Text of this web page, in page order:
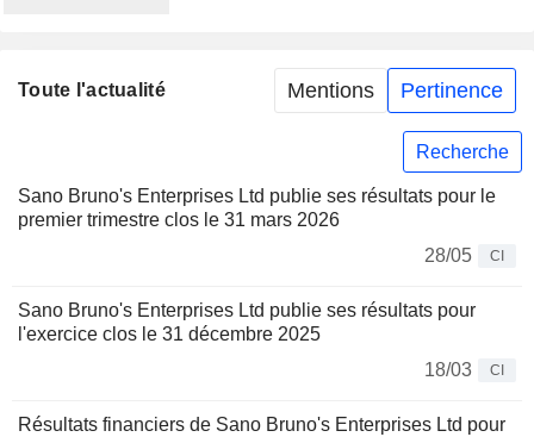
Toute l'actualité Mentions Pertinence
Recherche
Sano Bruno's Enterprises Ltd publie ses résultats pour le
premier trimestre clos le 31 mars 2026
28/05
CI
Sano Bruno's Enterprises Ltd publie ses résultats pour
l'exercice clos le 31 décembre 2025
18/03
CI
Résultats financiers de Sano Bruno's Enterprises Ltd pour